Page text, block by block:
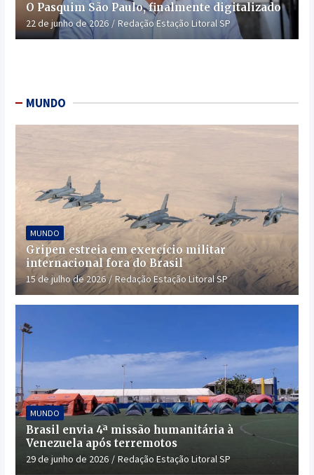
O Pasquim São Paulo, finalmente digitalizado
22 de junho de 2026 Redação Estação Litoral SP
MUNDO
MUNDO
Gripen estreia em exercício militar
internacional fora do Brasil
15 de julho de 2026 Redação Estação Litoral SP
MUNDO
Brasil envia 4ª missão humanitária à
Venezuela após terremotos
29 de junho de 2026 Redação Estação Litoral SP